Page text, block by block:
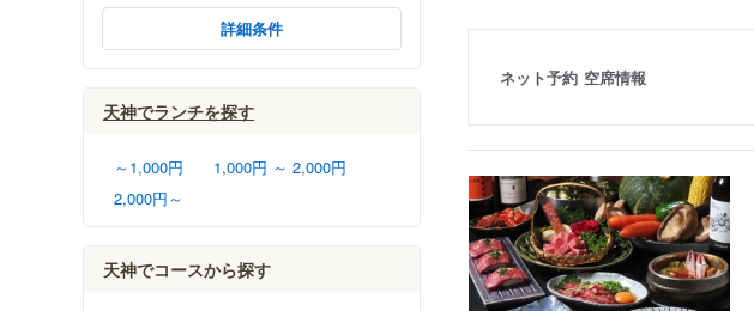
詳細条件
天神でランチを探す
～1,000円
1,000円 ～ 2,000円
2,000円～
天神でコースから探す
ネット予約 空席情報